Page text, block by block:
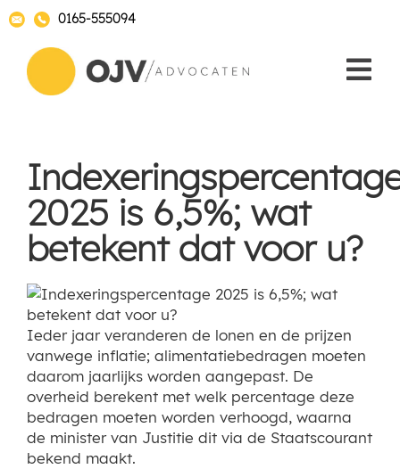
0165-555094
2025 is 6,5%; wat
betekent dat voor u?
Ieder jaar veranderen de lonen en de prijzen
vanwege inflatie; alimentatiebedragen moeten
daarom jaarlijks worden aangepast. De
overheid berekent met welk percentage deze
bedragen moeten worden verhoogd, waarna
de minister van Justitie dit via de Staatscourant
bekend maakt.